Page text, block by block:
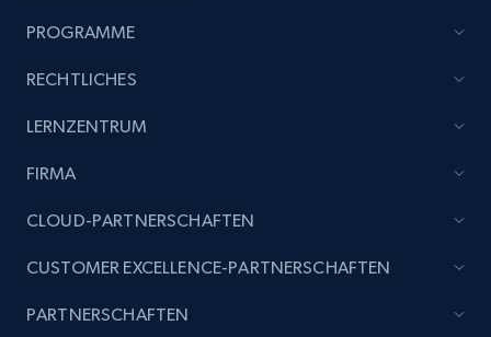
PROGRAMME
RECHTLICHES
LERNZENTRUM
FIRMA
CLOUD-PARTNERSCHAFTEN
CUSTOMER EXCELLENCE-PARTNERSCHAFTEN
PARTNERSCHAFTEN